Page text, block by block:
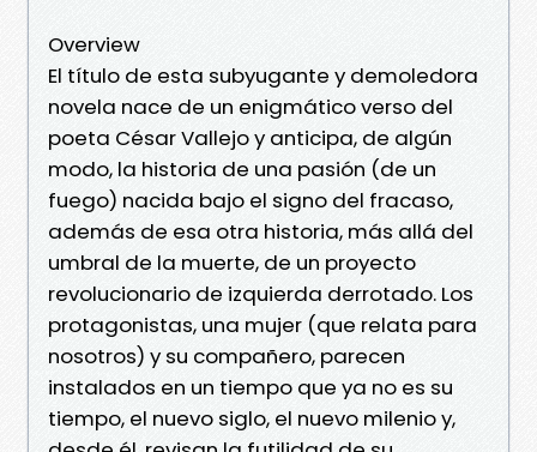
Overview
El título de esta subyugante y demoledora
novela nace de un enigmático verso del
poeta César Vallejo y anticipa, de algún
modo, la historia de una pasión (de un
fuego) nacida bajo el signo del fracaso,
además de esa otra historia, más allá del
umbral de la muerte, de un proyecto
revolucionario de izquierda derrotado. Los
protagonistas, una mujer (que relata para
nosotros) y su compañero, parecen
instalados en un tiempo que ya no es su
tiempo, el nuevo siglo, el nuevo milenio y,